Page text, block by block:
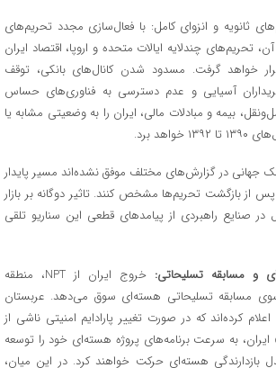
ثانویه و انزوای کامل: با فعال‌سازی مجدد تحریم‌های
تحریم‌های چندلایه ایالات متحده و اروپا، اقتصاد ایران
خواهد گرفت. مسدود شدن کانال‌های بانکی، توقف
آسیایی و عدم دسترسی به فناوری‌های حساس
بیمه و مبادلات مالی، ایران را به وضعیتی مشابه یا
برد.
جهانی در گزارش‌های مختلف موفق نشده‌اند مسیر پایدار
از بازگشت تحریم‌ها مشخص کنند. تاثیر دوگانه بر بازار
در صنایع راهبردی از پیامد‌های قطعی این سناریو تلقی
و مسابقه تسلیحاتی:
خروج ایران از NPT، منطقه
سوی مسابقه تسلیحاتی هسته‌ای سوق می‌دهد. عربستان
کرده‌اند که در صورت تغییر پارادایم امنیتی ناشی از
به سرعت برنامه‌های پروژه هسته‌ای خود را توسعه
هسته‌ای حرکت خواهند کرد. در این میان،